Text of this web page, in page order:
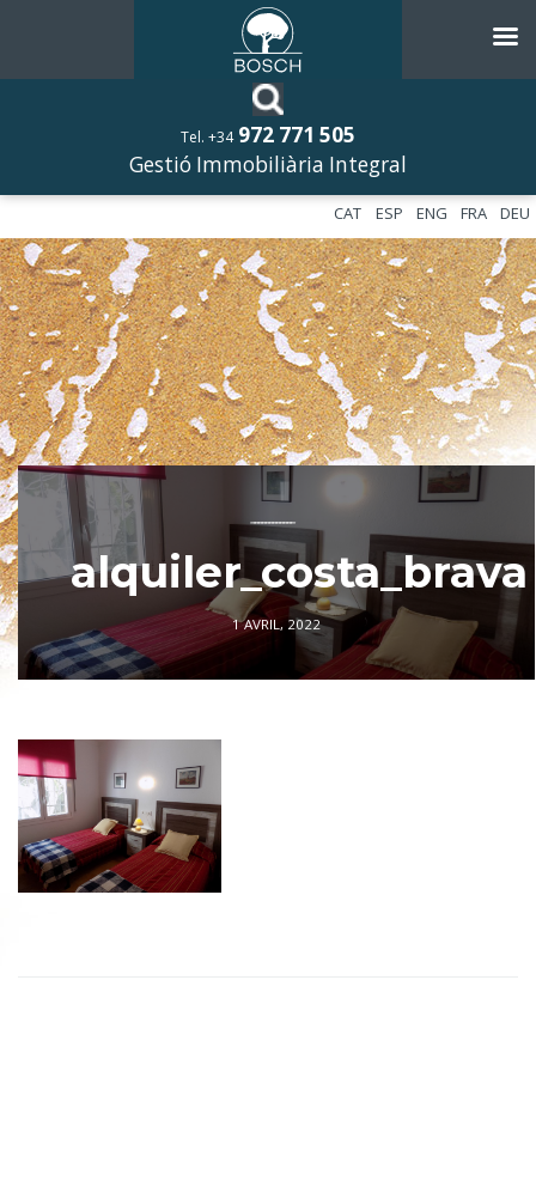
Tel. +34 972 771 505
Gestió Immobiliària Integral
DEU
FRA
ENG
ESP
CAT
––––––––––––
alquiler_costa_brava
1 AVRIL, 2022